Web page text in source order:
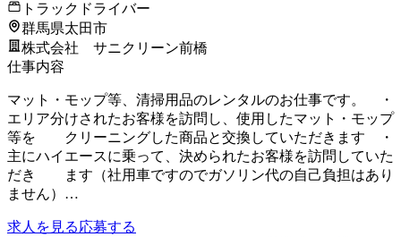
トラックドライバー
群馬県太田市
株式会社 サニクリーン前橋
仕事内容
マット・モップ等、清掃用品のレンタルのお仕事です。 ・
エリア分けされたお客様を訪問し、使用したマット・モップ
等を クリーニングした商品と交換していただきます ・
主にハイエースに乗って、決められたお客様を訪問していた
だき ます（社用車ですのでガソリン代の自己負担はあり
ません）…
求人を見る応募する